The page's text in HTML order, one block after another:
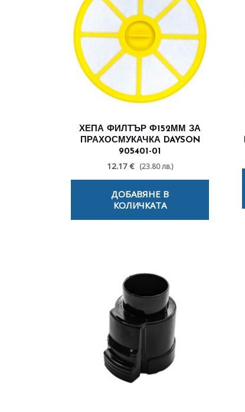
ХЕПА ФИЛТЪР Ф152ММ ЗА
ПРАХОСМУКАЧКА DAYSON
905401-01
12.17 € (23.80 лв.)
ДОБАВЯНЕ В
КОЛИЧКАТА